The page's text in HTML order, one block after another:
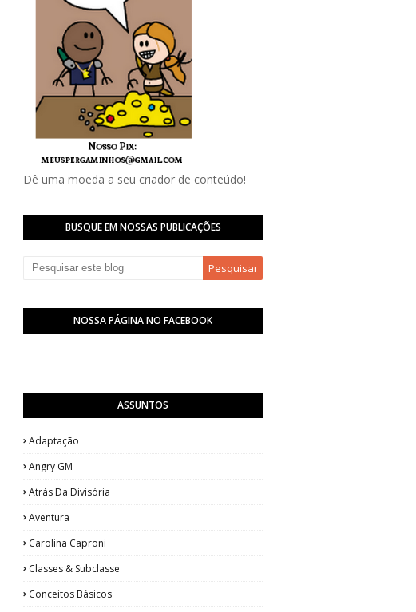
Dê uma moeda a seu criador de conteúdo!
BUSQUE EM NOSSAS PUBLICAÇÕES
NOSSA PÁGINA NO FACEBOOK
ASSUNTOS
Adaptação
Angry GM
Atrás Da Divisória
Aventura
Carolina Caproni
Classes & Subclasse
Conceitos Básicos